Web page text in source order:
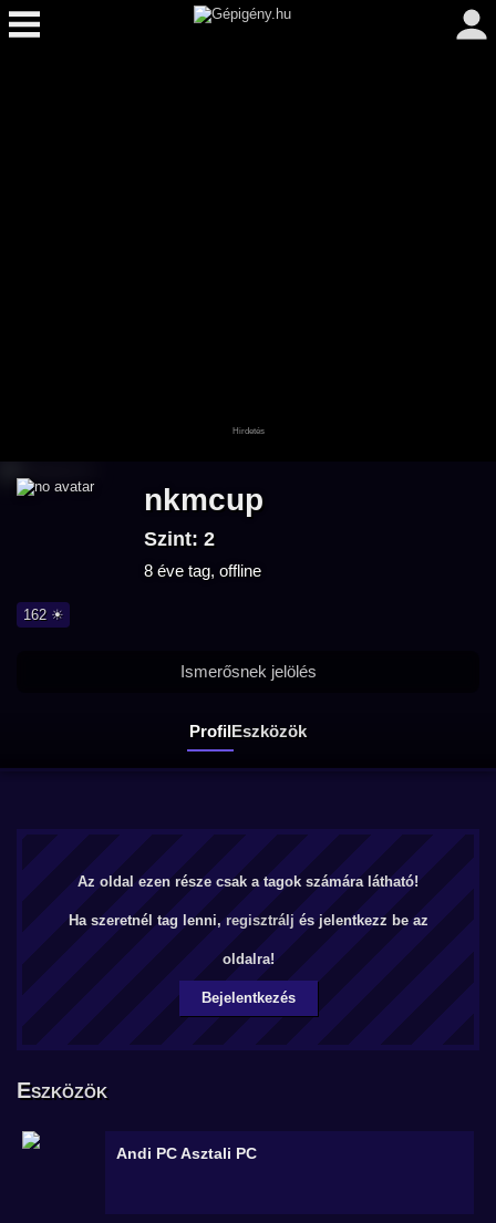
nkmcup
Szint: 2
8 éve tag, offline
162 ☀
ProfilEszközök
Ismerősnek jelölés
Az oldal ezen része csak a tagok számára látható!
Ha szeretnél tag lenni, regisztrálj és jelentkezz be az
oldalra!
Bejelentkezés
Eszközök
Andi PCAsztali PC